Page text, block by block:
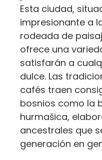
Esta ciudad,
impresionante a
rodeada de
ofrece una
satisfarán a
dulce. Las
cafés traen
bosnios como la
hurmašica,
ancestrales que
generación en